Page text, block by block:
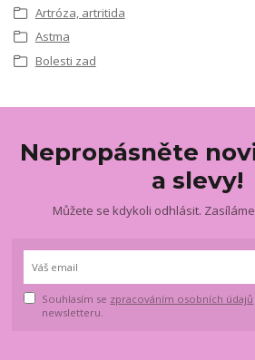
Artróza, artritida
Astma
Bolesti zad
Nepropásněte
a slevy!
Můžete se kdykoli odhlásit.
Souhlasím se zpracováním osobních údajů
newsletteru.